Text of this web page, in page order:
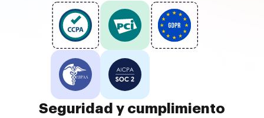
Seguridad y cumplimiento